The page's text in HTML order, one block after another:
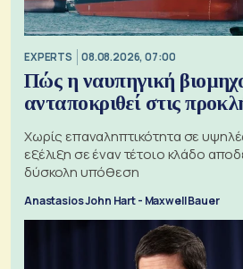
EXPERTS 08.08.2026, 07:00
Πώς η ναυπηγική
ανταποκριθεί στις
Χωρίς επαναληπτικότητα σε
εξέλιξη σε έναν τέτοιο κλάδο
δύσκολη υπόθεση
Anastasios John Hart - Maxwell Bauer